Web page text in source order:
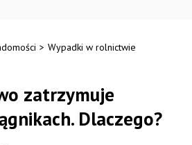
> Wypadki w rolnictwie
zatrzymuje
Dlaczego?